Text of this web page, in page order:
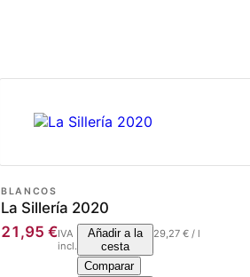
BLANCOS
La Sillería 2020
21,95 €IVA
incl.
29,27 € / l
Añadir a la
cesta
Comparar